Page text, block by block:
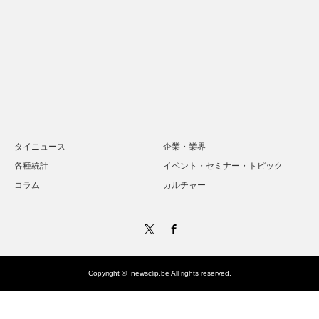
タイニュース
企業・業界
各種統計
イベント・セミナー・トピック
コラム
カルチャー
Copyright © newsclip.be All rights reserved.